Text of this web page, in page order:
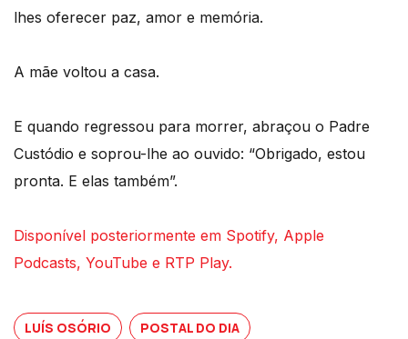
lhes oferecer paz, amor e memória.
A mãe voltou a casa.
E quando regressou para morrer, abraçou o Padre
Custódio e soprou-lhe ao ouvido: “Obrigado, estou
pronta. E elas também”.
Disponível posteriormente em Spotify, Apple
Podcasts, YouTube e RTP Play.
LUÍS OSÓRIO POSTAL DO DIA